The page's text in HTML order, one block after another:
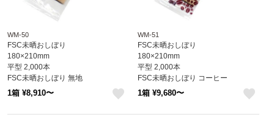
WM-50
FSC未晒おしぼり
180×210mm
平型 2,000本
FSC未晒おしぼり 無地
※北海道・沖縄・離島 送料別途
1箱 ¥8,910〜
WM-51
FSC未晒おしぼり
180×210mm
平型 2,000本
FSC未晒おしぼり コーヒー
※北海道・沖縄・離島 送料別途
1箱 ¥9,680〜